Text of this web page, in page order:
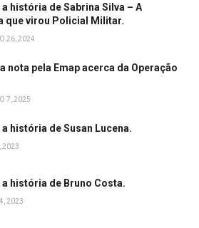
a história de Sabrina Silva – A
que virou Policial Militar.
26, 2024
nota pela Emap acerca da Operação
7, 2025
a história de Susan Lucena.
2023
a história de Bruno Costa.
2023